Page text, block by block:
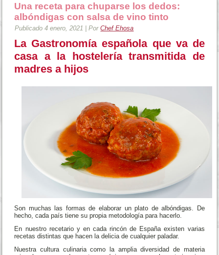
Una receta para chuparse los dedos:
albóndigas con salsa de vino tinto
Publicado 4 enero, 2021 |Por Chef Ehosa
La Gastronomía española que va de
casa a la hostelería transmitida de
madres a hijos
Son muchas las formas de elaborar un plato de albóndigas. De
hecho, cada país tiene su propia metodología para hacerlo.
En nuestro recetario y en cada rincón de España existen varias
recetas distintas que hacen la delicia de cualquier paladar.
Nuestra cultura culinaria como la amplia diversidad de materia